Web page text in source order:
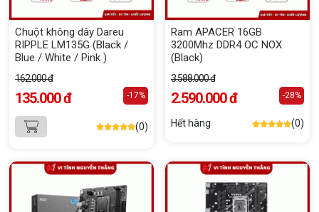
Chuột không dây Dareu
RIPPLE LM135G (Black /
Blue / White / Pink )
162.000 đ
135.000 đ -17%
(0)
Ram APACER 16GB
3200Mhz DDR4 OC NOX
(Black)
3.588.000 đ
2.590.000 đ -28%
Hết hàng (0)